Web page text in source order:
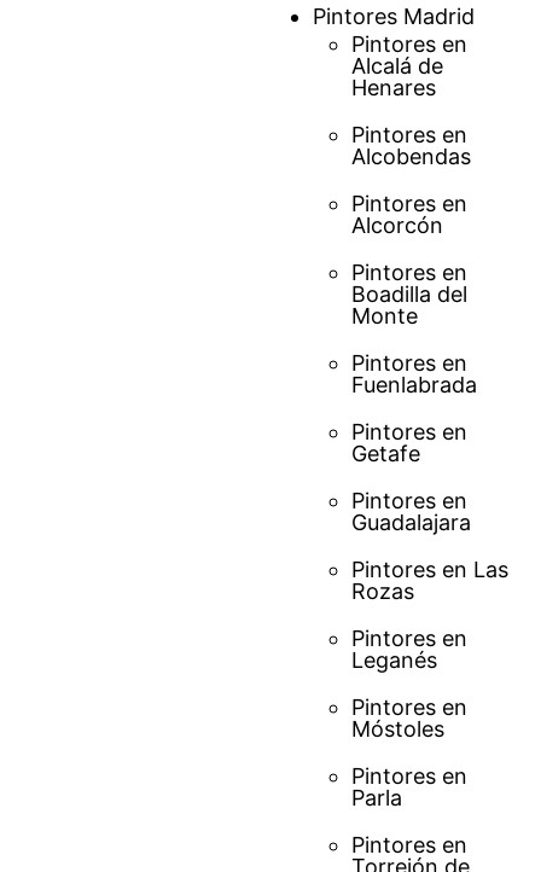
Pintores Madrid
Pintores en
Alcalá de
Henares
Pintores en
Alcobendas
Pintores en
Alcorcón
Pintores en
Boadilla del
Monte
Pintores en
Fuenlabrada
Pintores en
Getafe
Pintores en
Guadalajara
Pintores en Las
Rozas
Pintores en
Leganés
Pintores en
Móstoles
Pintores en
Parla
Pintores en
Torrejón de